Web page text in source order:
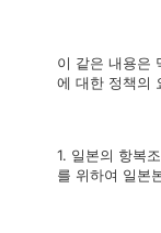
이 같은 내용은
에 대한 정책의
1. 일본의 항복
를 위하여 일본